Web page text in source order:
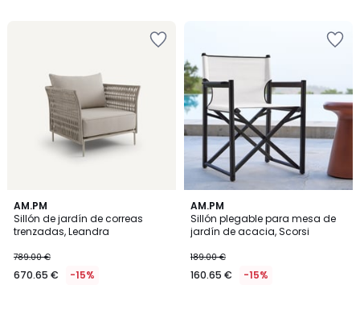
AM.PM
Sillón de jardín de correas
trenzadas, Leandra
789.00 €
670.65 € -15%
AM.PM
Sillón plegable para mesa de
jardín de acacia, Scorsi
189.00 €
160.65 € -15%